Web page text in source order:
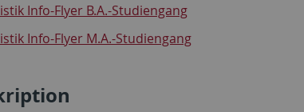
Info-Flyer B.A.-Studiengang
Info-Flyer M.A.-Studiengang